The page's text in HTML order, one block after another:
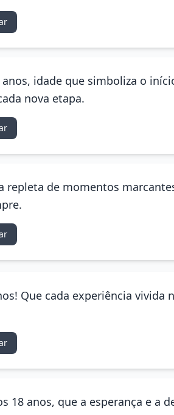
idade que simboliza o
nova etapa.
repleta de momentos
Que cada experiência
18 anos, que a esperança e a